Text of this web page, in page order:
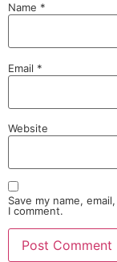
Name *
Email *
Website
Save my name,
I comment.